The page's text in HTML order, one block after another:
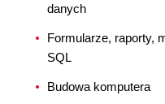
danych
Formularze, raporty,
SQL
Budowa komputera